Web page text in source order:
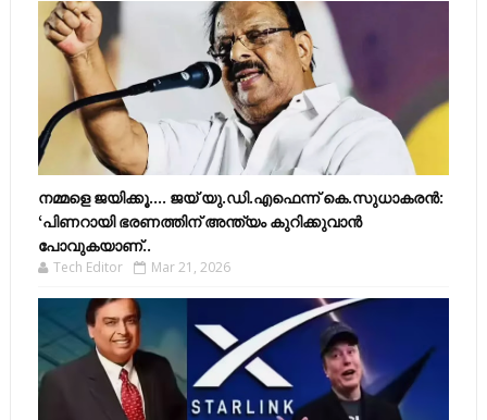
നമ്മളെ ജയിക്കൂ.... ജയ് യു.ഡി.എഫെന്ന് കെ.സുധാകരൻ:
‘പിണറായി ഭരണത്തിന് അന്ത്യം കുറിക്കുവാൻ
പോവുകയാണ്..
Tech Editor Mar 21, 2026